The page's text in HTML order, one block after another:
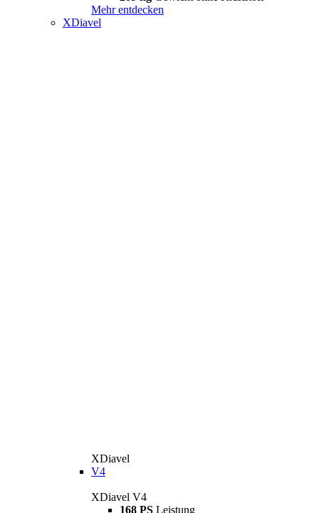
Mehr entdecken
XDiavel
XDiavel
V4
XDiavel V4
168 PS Leistung